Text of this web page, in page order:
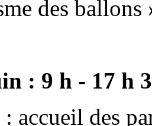
des
: 9 h - 17 h
accueil des